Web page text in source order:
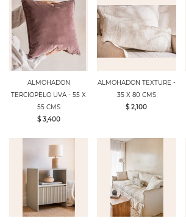
ALMOHADON
TERCIOPELO UVA - 55 X
55 CMS
$ 3,400
ALMOHADON TEXTURE -
35 X 80 CMS
$ 2,100